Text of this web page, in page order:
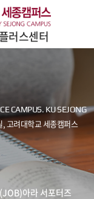
러스센터
아라 서포터즈